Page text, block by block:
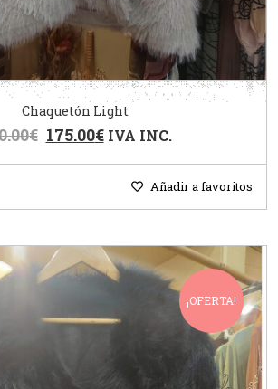
Chaquetón Light
€ 175.00€ IVA INC.
Añadir a favoritos
¡OFERTA!